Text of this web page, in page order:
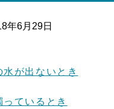
年6月29日
水が出ないとき
っているとき